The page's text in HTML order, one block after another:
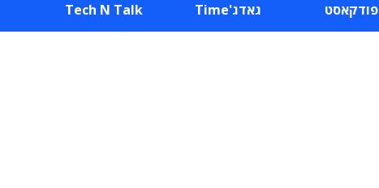
פודקאסט גאדג'Time Tech N Talk